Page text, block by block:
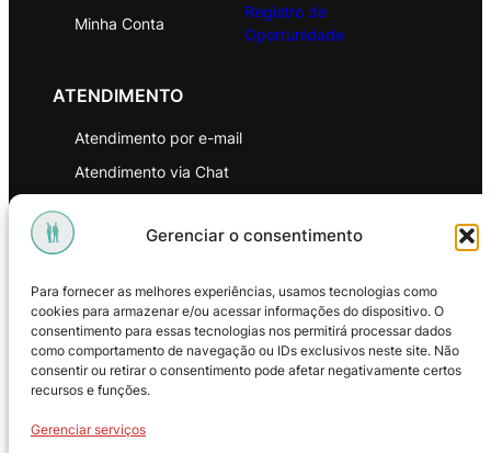
Gerenciar o consentimento
Para fornecer as melhores experiências, usamos tecnologias como
cookies para armazenar e/ou acessar informações do dispositivo. O
consentimento para essas tecnologias nos permitirá processar dados
como comportamento de navegação ou IDs exclusivos neste site. Não
consentir ou retirar o consentimento pode afetar negativamente certos
recursos e funções.
Gerenciar serviços
Minha Conta
Registro de
Oportunidade
ATENDIMENTO
Atendimento por e-mail
Atendimento via Chat
Política de Privacidade
Política de Troca e Devoluções
Política de Reembolso